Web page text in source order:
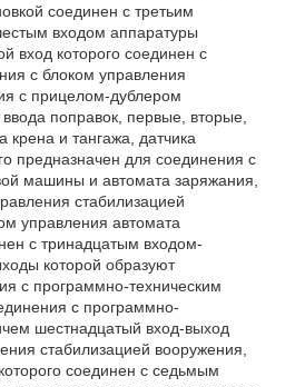
соединен с третьим
входом аппаратуры
вход которого соединен с
с блоком управления
с прицелом-дублером
поправок, первые, вторые,
крена и тангажа, датчика
предназначен для соединения с
машины и автомата заряжания,
стабилизацией
управления автомата
с тринадцатым входом-
которой образуют
с программно-техническим
с программно-
шестнадцатый вход-выход
стабилизацией вооружения,
соединен с седьмым